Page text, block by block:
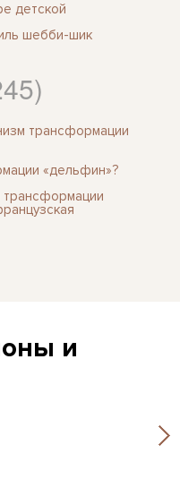
детской
шебби-шик
трансформации
«дельфин»?
и